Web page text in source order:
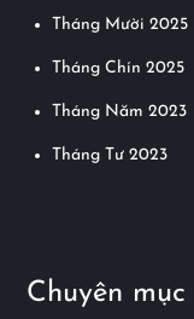
Tháng Mười 2025
Tháng Chín 2025
Tháng Năm 2023
Tháng Tư 2023
Chuyên mục